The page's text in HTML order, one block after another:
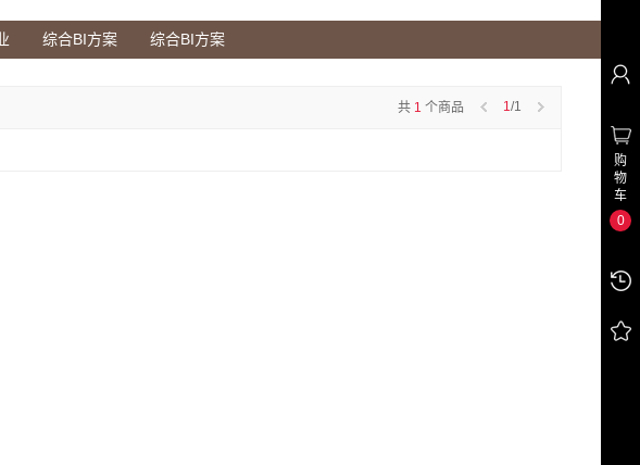
综合BI方案 综合BI方案
1/1
共 1 个商品
购
物
车
0